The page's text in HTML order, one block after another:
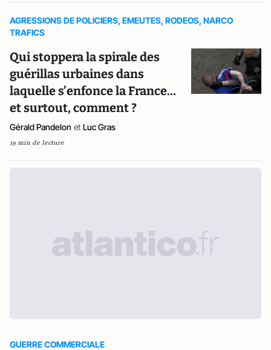
AGRESSIONS DE POLICIERS, EMEUTES, RODEOS, NARCO
TRAFICS
Qui stoppera la spirale des
guérillas urbaines dans
laquelle s’enfonce la France…
et surtout, comment ?
Gérald Pandelon et Luc Gras
19 min de lecture
GUERRE COMMERCIALE